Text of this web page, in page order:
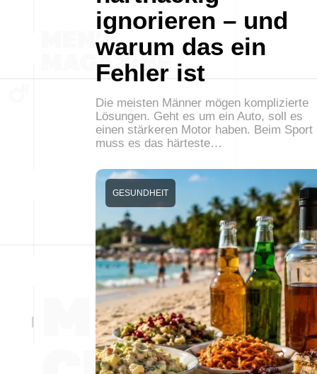
ignorieren – und
warum das ein
Fehler ist
Die meisten Männer mögen komplizierte
Lösungen. Geht es um ein Auto, soll es
einen stärkeren Motor haben. Beim Sport
muss es das härteste…
GESUNDHEIT